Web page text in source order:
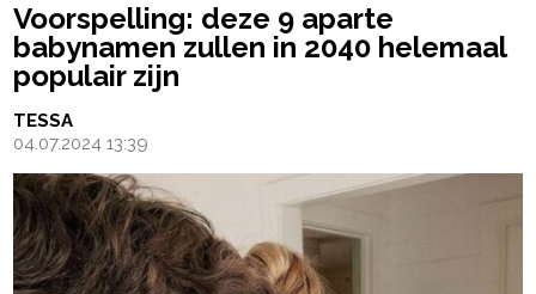
Voorspelling: deze 9 aparte
babynamen zullen in 2040 helemaal
populair zijn
TESSA
04.07.2024 13:39